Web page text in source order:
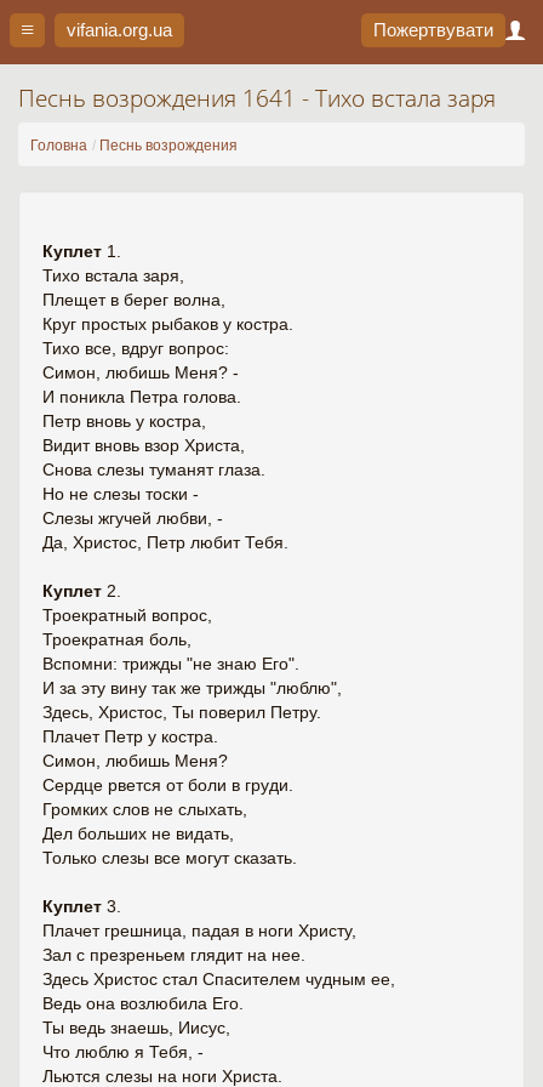
vifania.org.ua Пожертвувати
Песнь возрождения 1641 - Тихо встала заря
Головна Песнь возрождения
Куплет 1.
Тихо встала заря,
Плещет в берег волна,
Круг простых рыбаков у костра.
Тихо все, вдруг вопрос:
Симон, любишь Меня? -
И поникла Петра голова.
Петр вновь у костра,
Видит вновь взор Христа,
Снова слезы туманят глаза.
Но не слезы тоски -
Слезы жгучей любви, -
Да, Христос, Петр любит Тебя.
Куплет 2.
Троекратный вопрос,
Троекратная боль,
Вспомни: трижды "не знаю Его".
И за эту вину так же трижды "люблю",
Здесь, Христос, Ты поверил Петру.
Плачет Петр у костра.
Симон, любишь Меня?
Сердце рвется от боли в груди.
Громких слов не слыхать,
Дел больших не видать,
Только слезы все могут сказать.
Куплет 3.
Плачет грешница, падая в ноги Христу,
Зал с презреньем глядит на нее.
Здесь Христос стал Спасителем чудным ее,
Ведь она возлюбила Его.
Ты ведь знаешь, Иисус,
Что люблю я Тебя, -
Льются слезы на ноги Христа.